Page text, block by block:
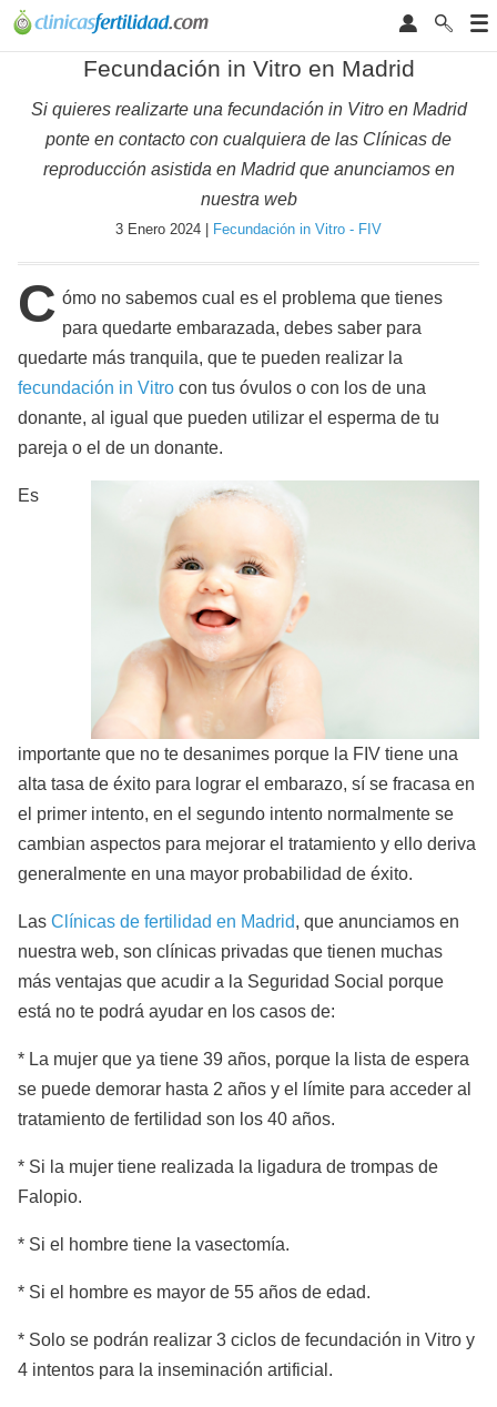
Fecundación in Vitro en Madrid
Si quieres realizarte una fecundación in Vitro en Madrid
ponte en contacto con cualquiera de las Clínicas de
reproducción asistida en Madrid que anunciamos en
nuestra web
3 Enero 2024 | Fecundación in Vitro - FIV
C ómo no sabemos cual es el problema que tienes
para quedarte embarazada, debes saber para
quedarte más tranquila, que te pueden realizar la
fecundación in Vitro con tus óvulos o con los de una
donante, al igual que pueden utilizar el esperma de tu
pareja o el de un donante.
Es
importante que no te desanimes porque la FIV tiene una
alta tasa de éxito para lograr el embarazo, sí se fracasa en
el primer intento, en el segundo intento normalmente se
cambian aspectos para mejorar el tratamiento y ello deriva
generalmente en una mayor probabilidad de éxito.
Las Clínicas de fertilidad en Madrid, que anunciamos en
nuestra web, son clínicas privadas que tienen muchas
más ventajas que acudir a la Seguridad Social porque
está no te podrá ayudar en los casos de:
* La mujer que ya tiene 39 años, porque la lista de espera
se puede demorar hasta 2 años y el límite para acceder al
tratamiento de fertilidad son los 40 años.
* Si la mujer tiene realizada la ligadura de trompas de
Falopio.
* Si el hombre tiene la vasectomía.
* Si el hombre es mayor de 55 años de edad.
* Solo se podrán realizar 3 ciclos de fecundación in Vitro y
4 intentos para la inseminación artificial.